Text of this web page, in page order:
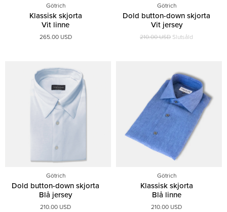
Götrich
Klassisk skjorta
Vit linne
265.00 USD
Götrich
Dold button-down skjorta
Vit jersey
210.00 USD Slutsåld
Götrich
Dold button-down skjorta
Blå jersey
210.00 USD
Götrich
Klassisk skjorta
Blå linne
210.00 USD